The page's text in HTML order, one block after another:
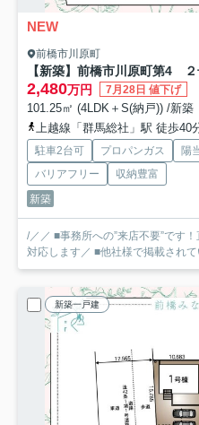
NEW
前橋市川原町
2,480万円 7月28日 値下げ
101.25㎡ (4LDK＋S(納戸)) /新築
上越線「群馬総社」駅 徒歩40
駐車2台可 プロパンガス 陽
バリアフリー
収納豊富
新築
/／／ ■事務所への”来店不要”です
対応します／ ■他社様で掲載されて
新築一戸建